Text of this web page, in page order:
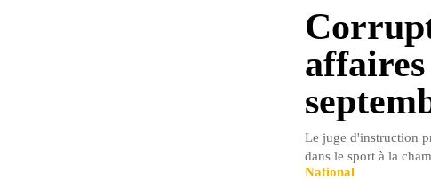
Le juge d'instruction
dans le sport à la
National